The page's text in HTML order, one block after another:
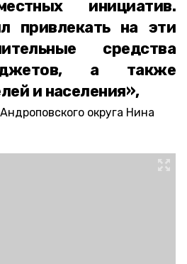
инициатив.
привлекать на эти
средства
а также
и населения»,
округа Нина